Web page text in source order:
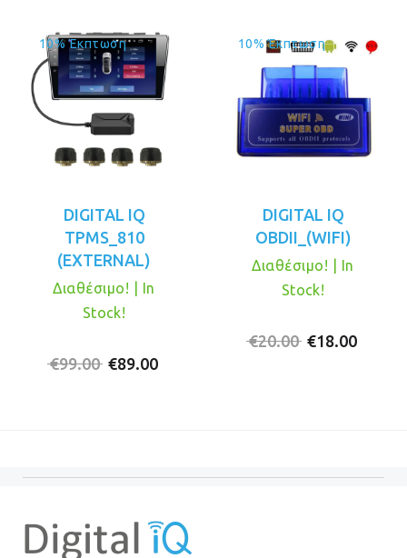
10% Έκπτωση
DIGITAL IQ
TPMS_810
(EXTERNAL)
€99.00 Original
€89.00
Διαθέσιμο! | In
Stock!
10% Έκπτωση
DIGITAL IQ
OBDII_(WIFI)
€20.00 Original
€18.00
Διαθέσιμο! | In
Stock!